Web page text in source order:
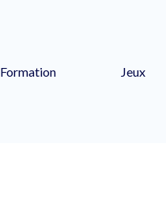
Formation Jeux